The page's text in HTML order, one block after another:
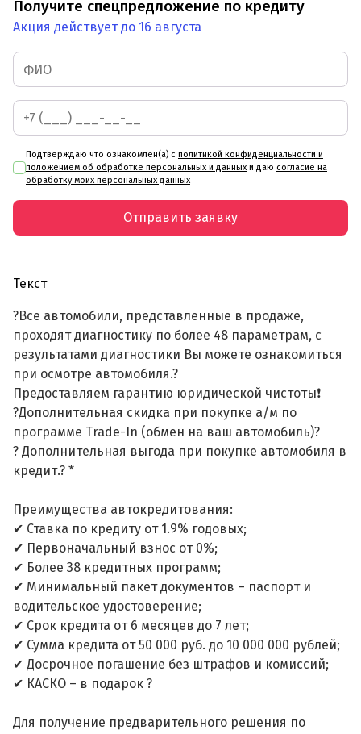
Получите спецпредложение по кредиту
Акция действует до 16 августа
Подтверждаю что ознакомлен(а) с политикой конфиденциальности и
положением об обработке персональных и данных и даю согласие на
обработку моих персональных данных
Отправить заявку
Текст
?Все автомобили, представленные в продаже,
проходят диагностику по более 48 параметрам, с
результатами диагностики Вы можете ознакомиться
при осмотре автомобиля.?
Предоставляем гарантию юридической чистоты❗
?Дополнительная скидка при покупке а/м по
программе Trade-In (обмен на ваш автомобиль)?
? Дополнительная выгода при покупке автомобиля в
кредит.? *
Преимущества автокредитования:
✔ Ставка по кредиту от 1.9% годовых;
✔ Первоначальный взнос от 0%;
✔ Более 38 кредитных программ;
✔ Минимальный пакет документов – паспорт и
водительское удостоверение;
✔ Срок кредита от 6 месяцев до 7 лет;
✔ Сумма кредита от 50 000 руб. до 10 000 000 рублей;
✔ Досрочное погашение без штрафов и комиссий;
✔ КАСКО – в подарок ?
Для получение предварительного решения по